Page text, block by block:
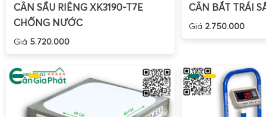
CÂN SẦU RIÊNG XK3190-T7E
CHỐNG NƯỚC
Giá 5.720.000
CÂN BẮT TRÁI
Giá 2.750.000